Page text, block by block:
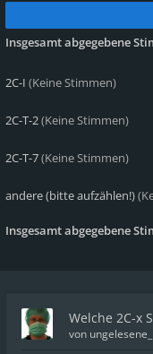
Insgesamt abgegebene
2C-I (Keine Stimmen)
2C-T-2(Keine Stimmen)
2C-T-7(Keine Stimmen)
andere (bitte aufzählen!)
Insgesamt abgegebene
Welche 2C-x
von